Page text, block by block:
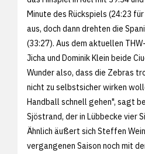
Minute des Rückspiels (24:23
aus, doch dann drehten die
(33:27). Aus dem aktuellen
Jicha und Dominik Klein beide
Wunder also, dass die Zebras
nicht zu selbstsicher wirken
Handball schnell gehen", sagt
Sjöstrand, der in Lübbecke vier
Ähnlich äußert sich Steffen
vergangenen Saison noch mit